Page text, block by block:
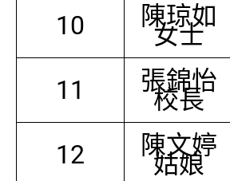
10 陳琼如
女士
11 張錦怡
校長
12 陳文婷
姑娘